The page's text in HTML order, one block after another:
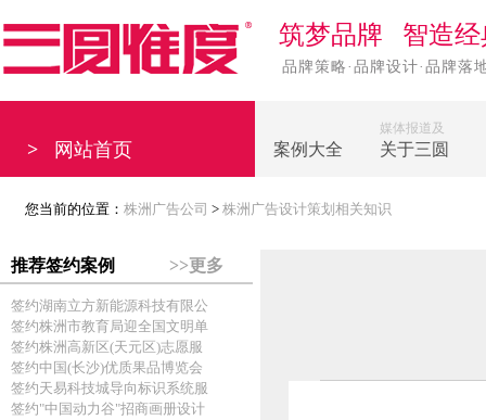
筑梦品牌 智造经
品牌策略·品牌设计·品牌落
> 网站首页 案例大全
媒体报道及
关于三圆
您当前的位置： 株洲广告公司 > 株洲广告设计策划相关知识
推荐签约案例 >>更多
签约湖南立方新能源科技有限公
签约株洲市教育局迎全国文明单
签约株洲高新区(天元区)志愿服
签约中国(长沙)优质果品博览会
签约天易科技城导向标识系统服
签约"中国动力谷"招商画册设计